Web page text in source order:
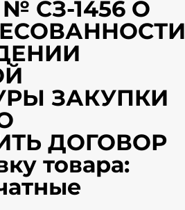
№ СЗ-1456 О
ЗАКУПКИ
ДОГОВОР
товара: